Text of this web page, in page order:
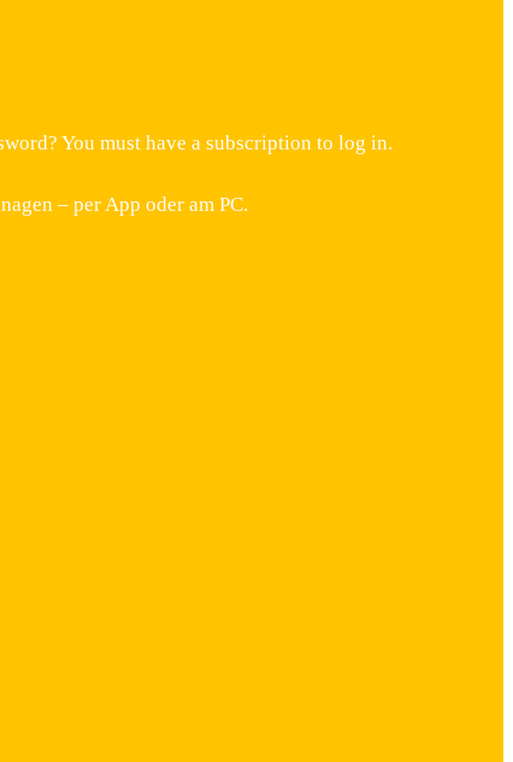
You must have a subscription to log in.
– per App oder am PC.